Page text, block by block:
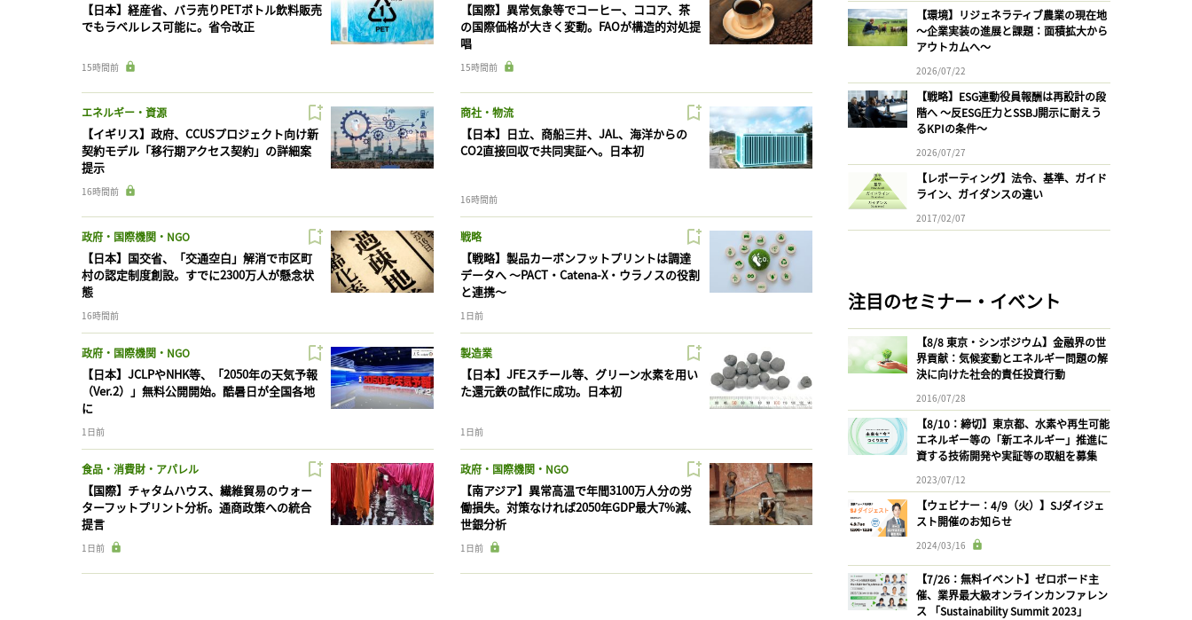
【日本】経産省、バラ売りPETボトル飲料販売
でもラベルレス可能に。省令改正
15時間前
【国際】異常気象等でコーヒー、ココア、茶
の国際価格が大きく変動。FAOが構造的対処提
唱
15時間前
エネルギー・資源
【イギリス】政府、CCUSプロジェクト向け新
契約モデル「移行期アクセス契約」の詳細案
提示
16時間前
商社・物流
【日本】日立、商船三井、JAL、海洋からの
CO2直接回収で共同実証へ。日本初
16時間前
政府・国際機関・NGO
【日本】国交省、「交通空白」解消で市区町
村の認定制度創設。すでに2300万人が懸念状
態
16時間前
戦略
【戦略】製品カーボンフットプリントは調達
データへ 〜PACT・Catena-X・ウラノスの役割
と連携〜
1日前
政府・国際機関・NGO
【日本】JCLPやNHK等、「2050年の天気予報
（Ver.2）」無料公開開始。酷暑日が全国各地
に
1日前
製造業
【日本】JFEスチール等、グリーン水素を用い
た還元鉄の試作に成功。日本初
1日前
食品・消費財・アパレル
【国際】チャタムハウス、繊維貿易のウォー
ターフットプリント分析。通商政策への統合
提言
1日前
政府・国際機関・NGO
【南アジア】異常高温で年間3100万人分の労
働損失。対策なければ2050年GDP最大7%減、
世銀分析
1日前
【環境】リジェネラティブ農業の現在地
〜企業実装の進展と課題：面積拡大から
アウトカムへ〜
2026/07/22
【戦略】ESG連動役員報酬は再設計の段
階へ 〜反ESG圧力とSSBJ開示に耐えう
るKPIの条件〜
2026/07/27
【レポーティング】法令、基準、ガイド
ライン、ガイダンスの違い
2017/02/07
注目のセミナー・イベント
【8/8 東京・シンポジウム】金融界の世
界貢献：気候変動とエネルギー問題の解
決に向けた社会的責任投資行動
2016/07/28
【8/10：締切】東京都、水素や再生可能
エネルギー等の「新エネルギー」推進に
資する技術開発や実証等の取組を募集
2023/07/12
【ウェビナー：4/9（火）】SJダイジェ
スト開催のお知らせ
2024/03/16
【7/26：無料イベント】ゼロボード主
催、業界最大級オンラインカンファレン
ス 「Sustainability Summit 2023」